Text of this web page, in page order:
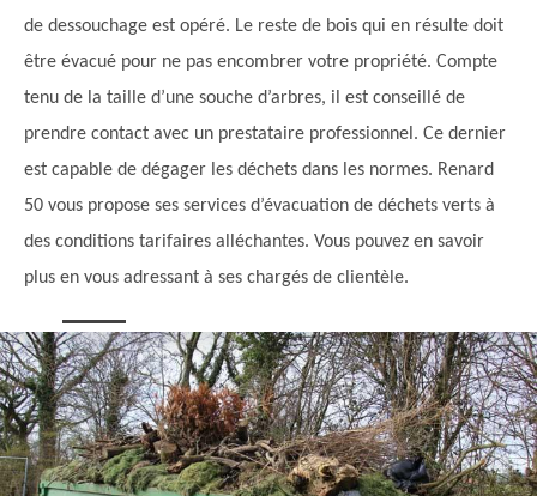
de dessouchage est opéré. Le reste de bois qui en résulte doit
être évacué pour ne pas encombrer votre propriété. Compte
tenu de la taille d’une souche d’arbres, il est conseillé de
prendre contact avec un prestataire professionnel. Ce dernier
est capable de dégager les déchets dans les normes. Renard
50 vous propose ses services d’évacuation de déchets verts à
des conditions tarifaires alléchantes. Vous pouvez en savoir
plus en vous adressant à ses chargés de clientèle.